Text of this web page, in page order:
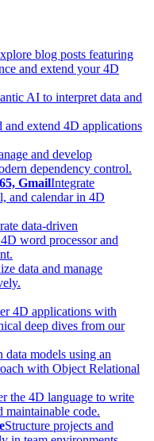
blog posts featuring
and extend your 4D
AI to interpret data and
and extend 4D applications
and develop
dependency control.
GmailIntegrate
and calendar in 4D
data-driven
word processor and
data and manage
4D applications with
deep dives from our
data models using an
with Object Relational
the 4D language to write
maintainable code.
Structure projects and